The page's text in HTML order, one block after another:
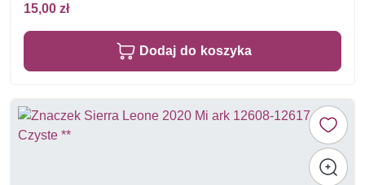
15,00 zł
Dodaj do koszyka